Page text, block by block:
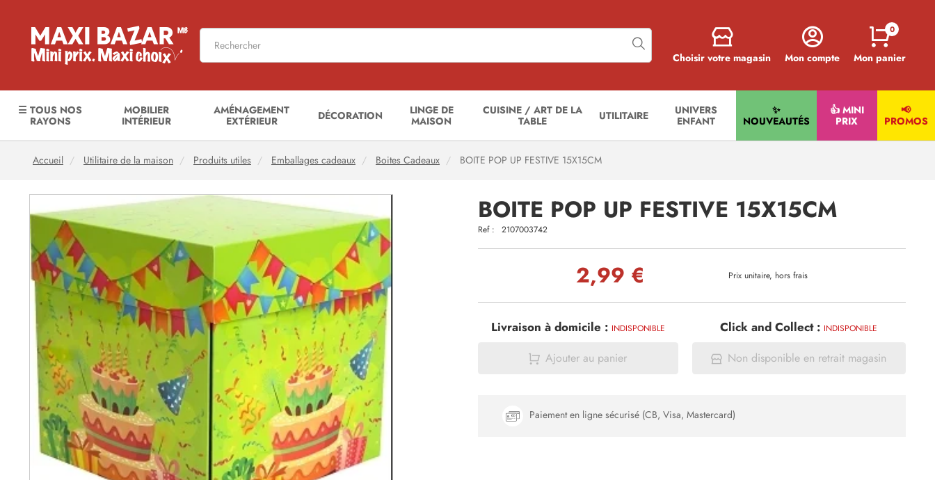
Choisir votre magasin Mon compte Mon panier
0
☰ TOUS NOS
RAYONS
MOBILIER
INTÉRIEUR
AMÉNAGEMENT
EXTÉRIEUR
DÉCORATION
LINGE DE
MAISON
CUISINE / ART DE LA
TABLE
UTILITAIRE
UNIVERS
ENFANT
✨
NOUVEAUTÉS
👍 MINI
PRIX
📢
PROMOS
Accueil Utilitaire de la maison Produits utiles Emballages cadeaux Boites Cadeaux BOITE POP UP FESTIVE 15X15CM
BOITE POP UP FESTIVE 15X15CM
Ref : 2107003742
2,99 € Prix unitaire, hors frais
Livraison à domicile : INDISPONIBLE
Ajouter au panier
Click and Collect : INDISPONIBLE
Non disponible en retrait magasin
Paiement en ligne sécurisé (CB, Visa, Mastercard)